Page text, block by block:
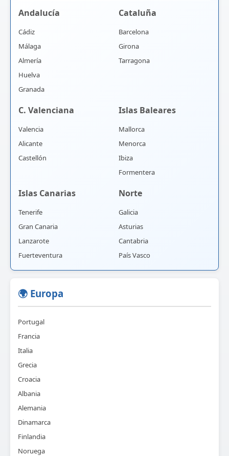
Andalucía
Cádiz
Málaga
Almería
Huelva
Granada
Cataluña
Barcelona
Girona
Tarragona
C. Valenciana
Valencia
Alicante
Castellón
Islas Baleares
Mallorca
Menorca
Ibiza
Formentera
Islas Canarias
Tenerife
Gran Canaria
Lanzarote
Fuerteventura
Norte
Galicia
Asturias
Cantabria
País Vasco
🌍 Europa
Portugal
Francia
Italia
Grecia
Croacia
Albania
Alemania
Dinamarca
Finlandia
Noruega